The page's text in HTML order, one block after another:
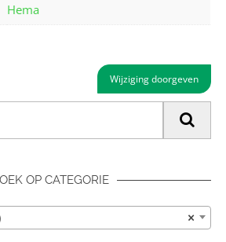
Hema
Wijziging doorgeven
OP CATEGORIE
×